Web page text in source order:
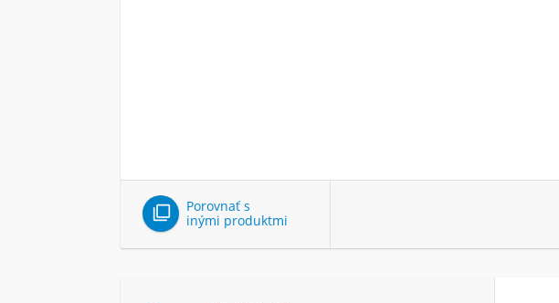

Porovnať s
inými produktmi